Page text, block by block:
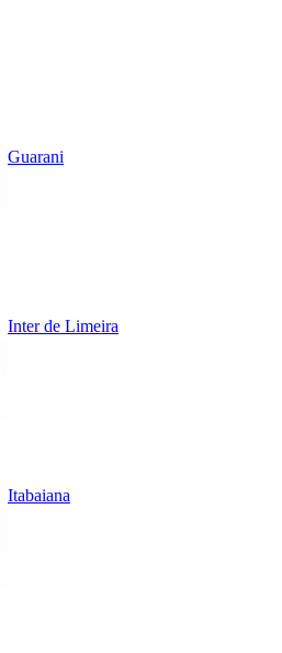
Guarani
Inter de Limeira
Itabaiana